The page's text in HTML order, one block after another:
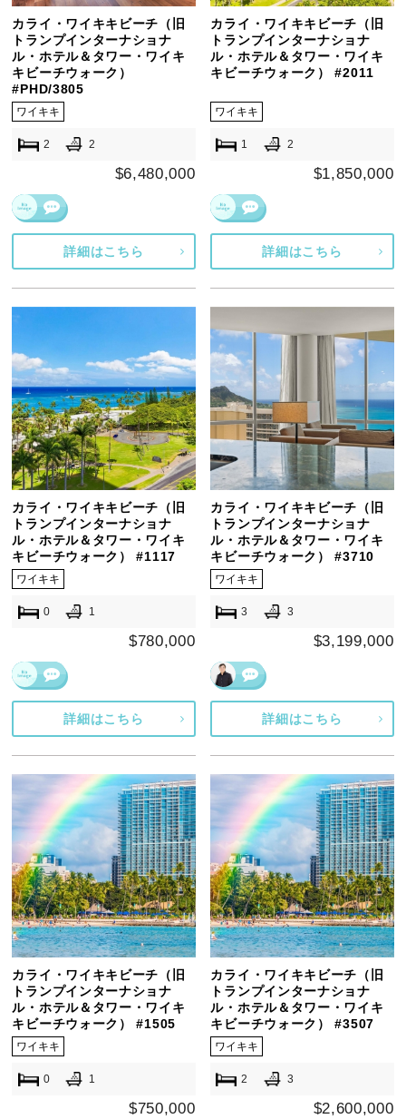
カライ・ワイキキビーチ（旧
トランプインターナショナ
ル・ホテル＆タワー・ワイキ
キビーチウォーク）
#PHD/3805
ワイキキ
2 2
$6,480,000
詳細はこちら
カライ・ワイキキビーチ（旧
トランプインターナショナ
ル・ホテル＆タワー・ワイキ
キビーチウォーク） #2011
ワイキキ
1 2
$1,850,000
詳細はこちら
カライ・ワイキキビーチ（旧
トランプインターナショナ
ル・ホテル＆タワー・ワイキ
キビーチウォーク） #1117
ワイキキ
0 1
$780,000
詳細はこちら
カライ・ワイキキビーチ（旧
トランプインターナショナ
ル・ホテル＆タワー・ワイキ
キビーチウォーク） #3710
ワイキキ
3 3
$3,199,000
詳細はこちら
カライ・ワイキキビーチ（旧
トランプインターナショナ
ル・ホテル＆タワー・ワイキ
キビーチウォーク） #1505
ワイキキ
0 1
$750,000
カライ・ワイキキビーチ（旧
トランプインターナショナ
ル・ホテル＆タワー・ワイキ
キビーチウォーク） #3507
ワイキキ
2 3
$2,600,000